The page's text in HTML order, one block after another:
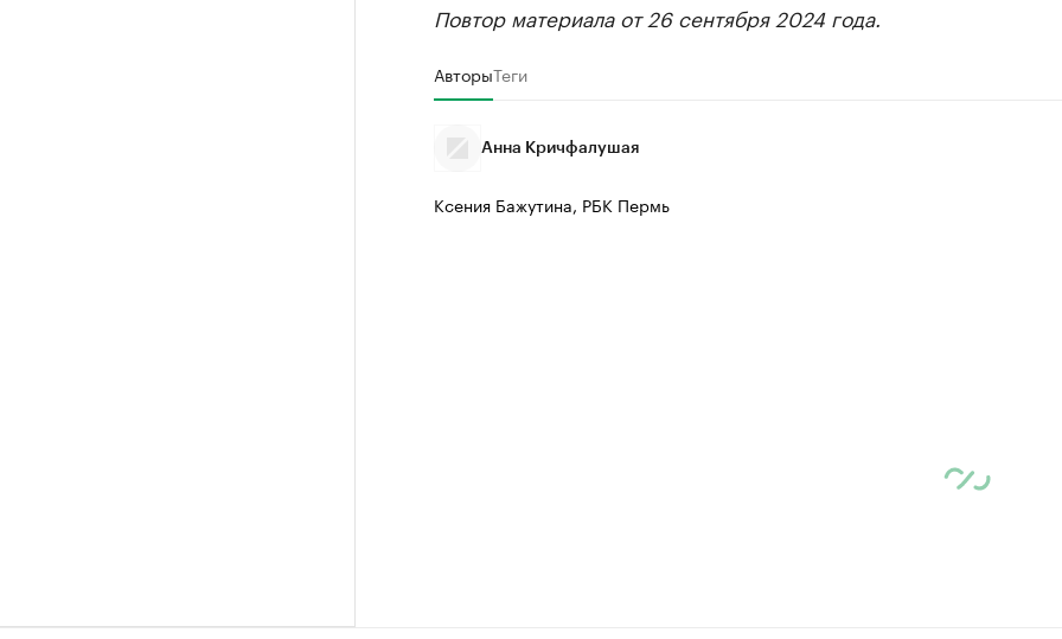
Повтор материала от 26 сентября 2024 года.
АвторыТеги
Анна Кричфалушая
Ксения Бажутина, РБК Пермь